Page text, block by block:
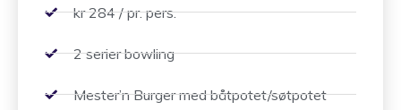
kr 284 / pr. pers.
2 serier bowling
Mester’n Burger med båtpotet/søtpotet